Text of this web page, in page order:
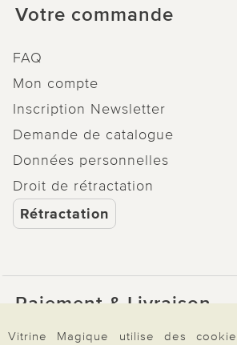
Votre commande
FAQ
Mon compte
Inscription Newsletter
Demande de catalogue
Données personnelles
Droit de rétractation
Rétractation
Paiement & Livraison
Vitrine Magique utilise des